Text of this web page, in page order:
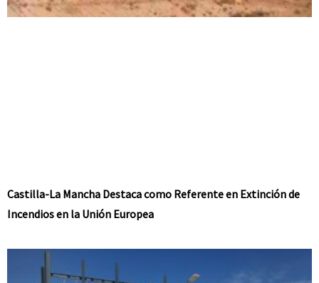
Castilla-La Mancha Destaca como Referente en Extinción de
Incendios en la Unión Europea